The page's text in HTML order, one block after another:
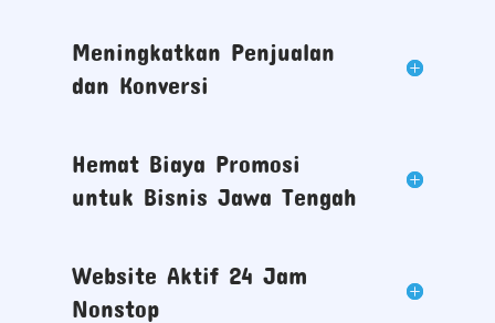
Meningkatkan Penjualan
dan Konversi
Hemat Biaya Promosi
untuk Bisnis Jawa Tengah
Website Aktif 24 Jam
Nonstop